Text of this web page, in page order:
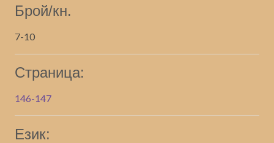
Брой/кн.
7-10
Страница:
146-147
Език: